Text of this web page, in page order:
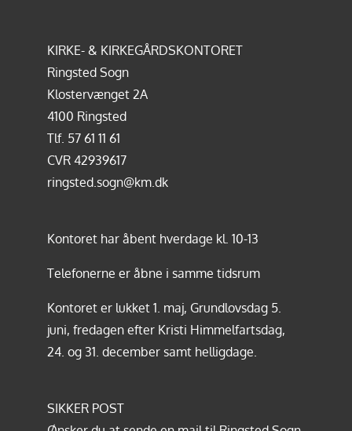
KIRKE- & KIRKEGÅRDSKONTORET
Ringsted Sogn
Klostervænget 2A
4100 Ringsted
Tlf. 57 61 11 61
CVR 42939617
ringsted.sogn@km.dk
Kontoret har åbent hverdage kl. 10-13
Telefonerne er åbne i samme tidsrum
Kontoret er lukket 1. maj, Grundlovsdag 5.
juni, fredagen efter Kristi Himmelfartsdag,
24. og 31. december samt helligdage.
SIKKER POST